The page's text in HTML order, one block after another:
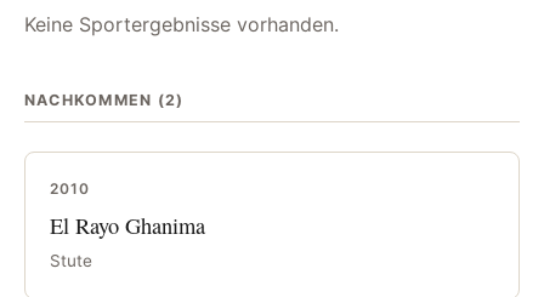
Keine Sportergebnisse vorhanden.
NACHKOMMEN (2)
2010
El Rayo Ghanima
Stute